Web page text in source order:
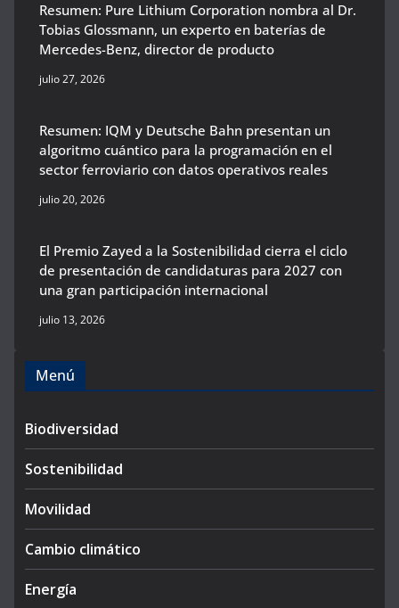
Resumen: Pure Lithium Corporation nombra al Dr.
Tobias Glossmann, un experto en baterías de
Mercedes-Benz, director de producto
julio 27, 2026
Resumen: IQM y Deutsche Bahn presentan un
algoritmo cuántico para la programación en el
sector ferroviario con datos operativos reales
julio 20, 2026
El Premio Zayed a la Sostenibilidad cierra el ciclo
de presentación de candidaturas para 2027 con
una gran participación internacional
julio 13, 2026
Menú
Biodiversidad
Sostenibilidad
Movilidad
Cambio climático
Energía